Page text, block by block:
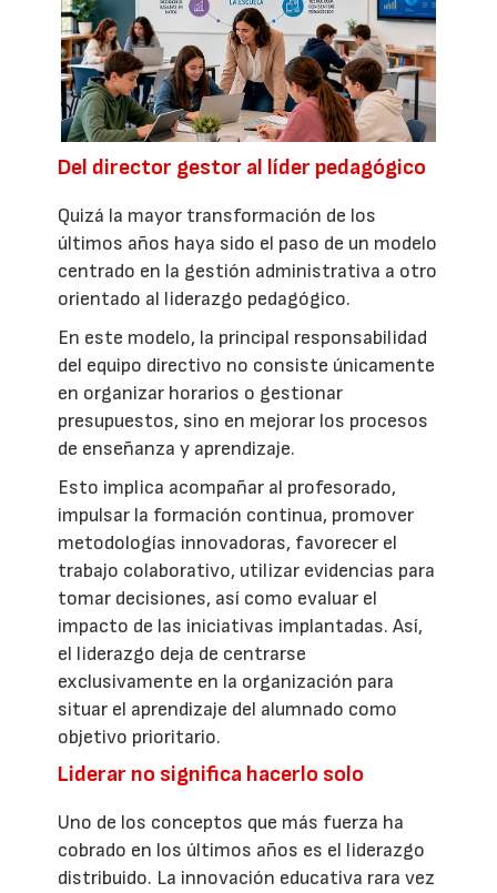
Del director gestor al líder pedagógico
Quizá la mayor transformación de los
últimos años haya sido el paso de un modelo
centrado en la gestión administrativa a otro
orientado al liderazgo pedagógico.
En este modelo, la principal responsabilidad
del equipo directivo no consiste únicamente
en organizar horarios o gestionar
presupuestos, sino en mejorar los procesos
de enseñanza y aprendizaje.
Esto implica acompañar al profesorado,
impulsar la formación continua, promover
metodologías innovadoras, favorecer el
trabajo colaborativo, utilizar evidencias para
tomar decisiones, así como evaluar el
impacto de las iniciativas implantadas. Así,
el liderazgo deja de centrarse
exclusivamente en la organización para
situar el aprendizaje del alumnado como
objetivo prioritario.
Liderar no significa hacerlo solo
Uno de los conceptos que más fuerza ha
cobrado en los últimos años es el liderazgo
distribuido. La innovación educativa rara vez